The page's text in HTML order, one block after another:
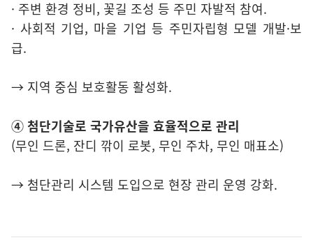
· 주변 환경 정비, 꽃길 조성 등 주민 자발적 참여.
· 사회적 기업, 마을 기업 등 주민자립형 모델 개발·보
급.
→ 지역 중심 보호활동 활성화.
④ 첨단기술로 국가유산을 효율적으로 관리
(무인 드론, 잔디 깎이 로봇, 무인 주차, 무인 매표소)
→ 첨단관리 시스템 도입으로 현장 관리 운영 강화.